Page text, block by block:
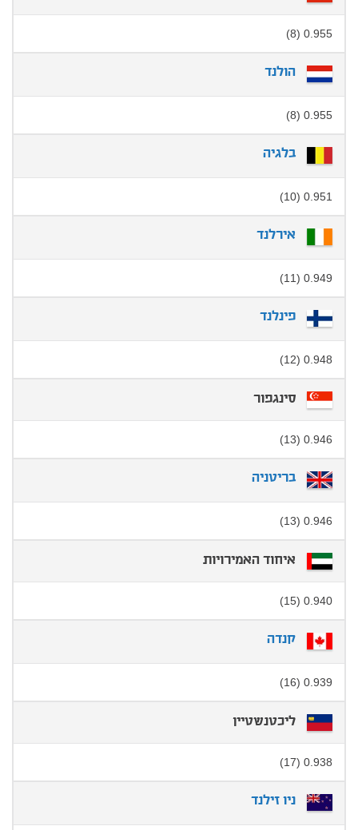
0.955 (8)
הולנד
0.955 (8)
בלגיה
0.951 (10)
אירלנד
0.949 (11)
פינלנד
0.948 (12)
סינגפור
0.946 (13)
בריטניה
0.946 (13)
איחוד האמירויות
0.940 (15)
קנדה
0.939 (16)
ליכטנשטיין
0.938 (17)
ניו זילנד